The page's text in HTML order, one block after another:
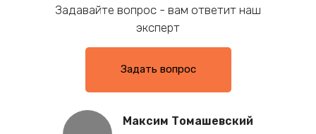
Максим Томашевский
Задавайте вопрос - вам ответит наш
эксперт
Задать вопрос